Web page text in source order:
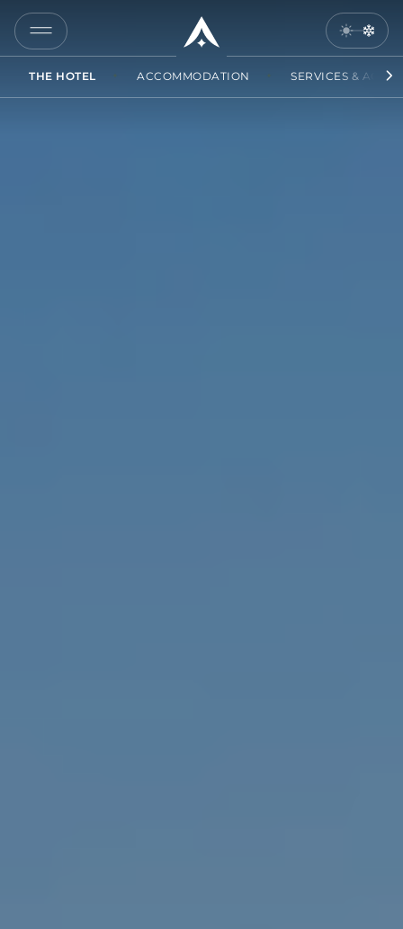
THE HOTEL ACCOMMODATION SERVICES &
COPY
LINK
SEND